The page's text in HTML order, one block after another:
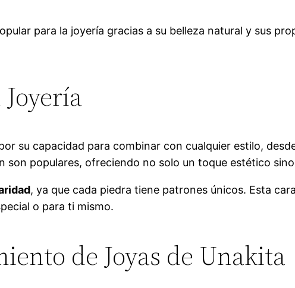
para la joyería gracias a su belleza natural y sus
su capacidad para combinar con cualquier estilo,
son populares, ofreciendo no solo un toque estético
, ya que cada piedra tiene patrones únicos. Esta
o para ti mismo.
de Joyas de Unakita